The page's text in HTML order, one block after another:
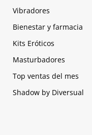
Vibradores
Bienestar y farmacia
Kits Eróticos
Masturbadores
Top ventas del mes
Shadow by Diversual